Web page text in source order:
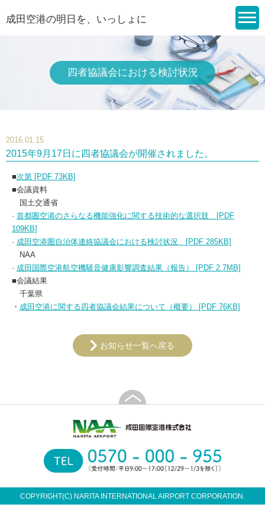
成田空港の明日を、いっしょに
四者協議会における検討状況
2016.01.15
2015年9月17日に四者協議会が開催されました。
■次第 [PDF 73KB]
■会議資料
国土交通省
· 首都圏空港のさらなる機能強化に関する技術的な選択肢 [PDF
109KB]
· 成田空港圏自治体連絡協議会における検討状況 [PDF 285KB]
NAA
· 成田国際空港航空機騒音健康影響調査結果（報告） [PDF 2.7MB]
■会議結果
千葉県
・ 成田空港に関する四者協議会結果について（概要） [PDF 76KB]
お知らせ一覧へ戻る
COPYRIGHT(C) NARITA INTERNATIONAL AIRPORT CORPORATION.